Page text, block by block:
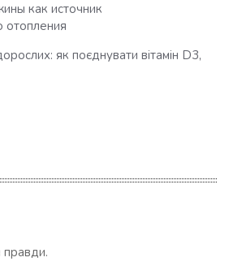
как источник
отопления
як поєднувати вітамін D3,